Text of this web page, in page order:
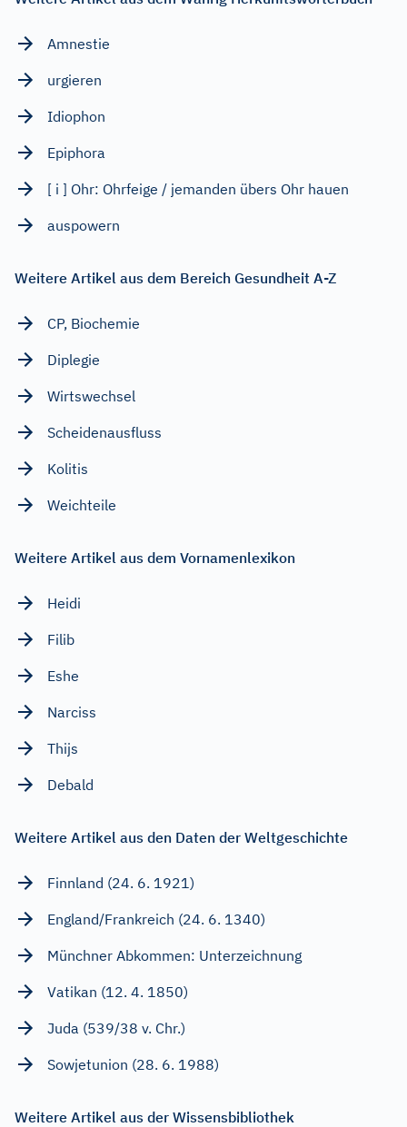
Amnestie
urgieren
Idiophon
Epiphora
[ i ] Ohr: Ohrfeige / jemanden übers Ohr hauen
auspowern
Weitere Artikel aus dem Bereich Gesundheit A-Z
CP, Biochemie
Diplegie
Wirtswechsel
Scheidenausfluss
Kolitis
Weichteile
Weitere Artikel aus dem Vornamenlexikon
Heidi
Filib
Eshe
Narciss
Thijs
Debald
Weitere Artikel aus den Daten der Weltgeschichte
Finnland (24. 6. 1921)
England/Frankreich (24. 6. 1340)
Münchner Abkommen: Unterzeichnung
Vatikan (12. 4. 1850)
Juda (539/38 v. Chr.)
Sowjetunion (28. 6. 1988)
Weitere Artikel aus der Wissensbibliothek